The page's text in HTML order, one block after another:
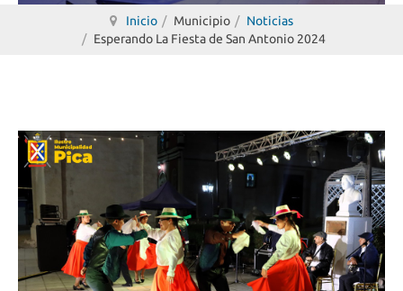
Inicio Municipio
Noticias
Esperando La Fiesta de San Antonio 2024